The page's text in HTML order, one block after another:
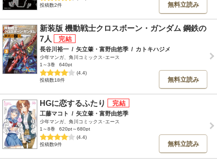
投稿数2件
無料立読み
新装版 機動戦士クロスボーン・ガンダム 鋼鉄の
7人
長谷川裕一 / 矢立肇・富野由悠季 / カトキハジメ
少年マンガ、角川コミックス･エース
1～3巻
640pt
(4.4)
投稿数18件
無料立読み
HGに恋するふたり
工藤マコト / 矢立肇・富野由悠季
少年マンガ、角川コミックス･エース
1～8巻
620pt～680pt
(4.4)
投稿数9件
無料立読み